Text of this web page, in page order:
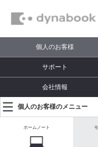
個人のお客様
サポート
会社情報
個人のお客様のメニュー
ホームノート